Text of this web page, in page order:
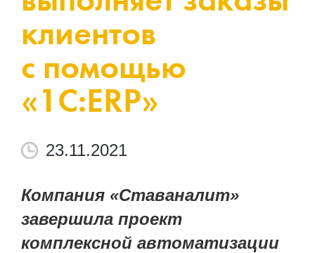
клиентов
с помощью
«1С:ERP»
23.11.2021
Компания «Ставаналит»
завершила проект
комплексной автоматизации